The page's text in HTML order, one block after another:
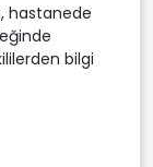
hastanede
bilgi